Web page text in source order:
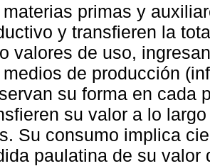
materias primas y
y transfieren la
valores de uso,
medios de producción
su forma en cada
su valor a lo
Su consumo implica
paulatina de su valor